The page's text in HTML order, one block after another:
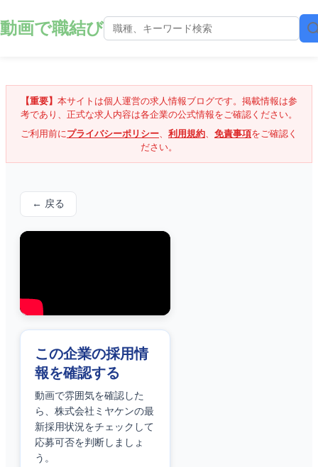
動画で職結び
【重要】 本サイトは個人運営の求人情報ブログです。掲載情報は参
考であり、正式な求人内容は各企業の公式情報をご確認ください。
ご利用前にプライバシーポリシー、 利用規約、 免責事項をご確認く
ださい。
← 戻る
この企業の採用情
報を確認する
動画で雰囲気を確認した
ら、 株式会社ミヤケンの最
新採用状況をチェックして
応募可否を判断しましょ
う。